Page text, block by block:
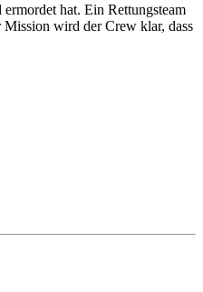
hat. Ein Rettungsteam
wird der Crew klar, dass